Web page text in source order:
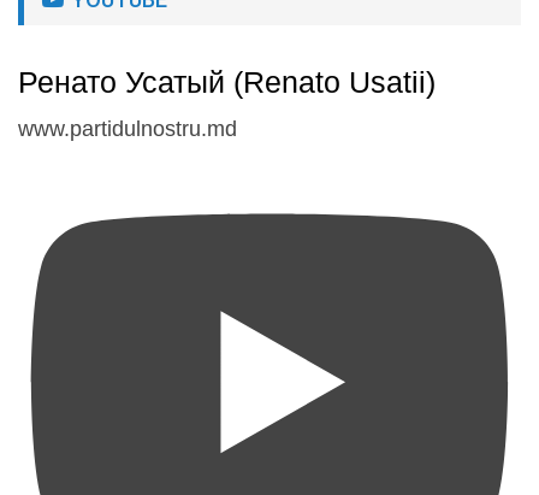
Ренато Усатый (Renato Usatii)
www.partidulnostru.md